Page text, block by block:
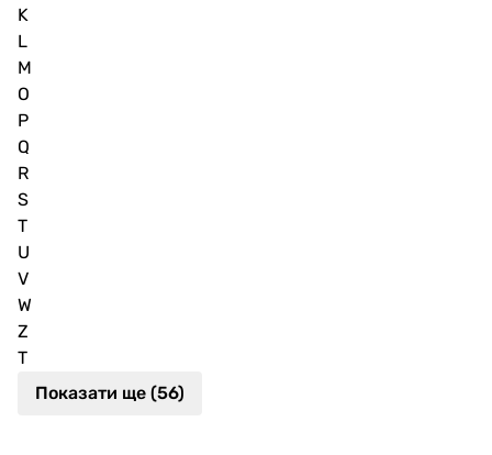
K
L
M
O
P
Q
R
S
T
U
V
W
Z
Т
Показати ще (56)